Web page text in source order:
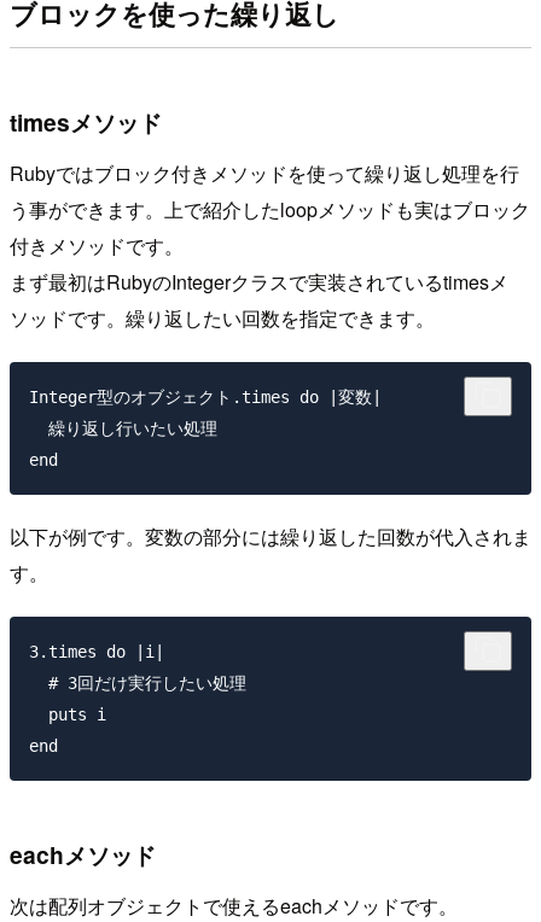
ブロックを使った繰り返し
timesメソッド
Rubyではブロック付きメソッドを使って繰り返し処理を行
う事ができます。上で紹介したloopメソッドも実はブロック
付きメソッドです。
まず最初はRubyのIntegerクラスで実装されているtimesメ
ソッドです。繰り返したい回数を指定できます。
Integer型のオブジェクト.times do |変数|
  繰り返し行いたい処理
以下が例です。変数の部分には繰り返した回数が代入されま
す。
3.times do |i|
  # 3回だけ実行したい処理
  puts i
eachメソッド
次は配列オブジェクトで使えるeachメソッドです。